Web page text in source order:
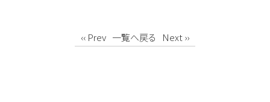
‹‹ Prev 一覧へ戻る Next ››